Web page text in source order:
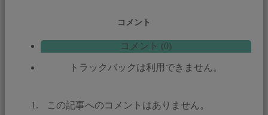
コメント
コメント (0)
トラックバックは利用できません。
この記事へのコメントはありません。